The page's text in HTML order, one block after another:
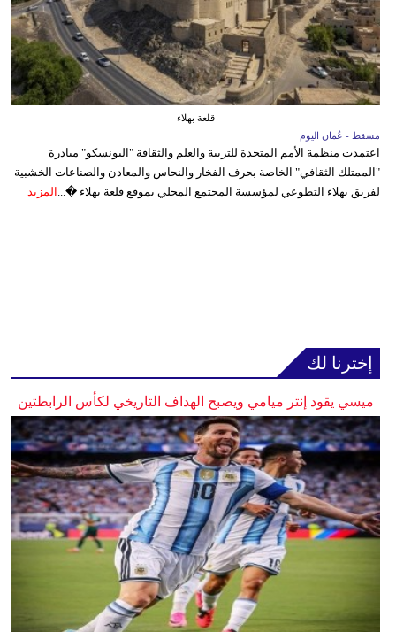
قلعة بهلاء
مسقط - عُمان اليوم
اعتمدت منظمة الأمم المتحدة للتربية والعلم والثقافة "اليونسكو" مبادرة
"الممتلك الثقافي" الخاصة بحرف الفخار والنحاس والمعادن والصناعات الخشبية
لفريق بهلاء التطوعي لمؤسسة المجتمع المحلي بموقع قلعة بهلاء �... المزيد
إخترنا لك
ميسي يقود إنتر ميامي ويصبح الهداف التاريخي لكأس الرابطتين